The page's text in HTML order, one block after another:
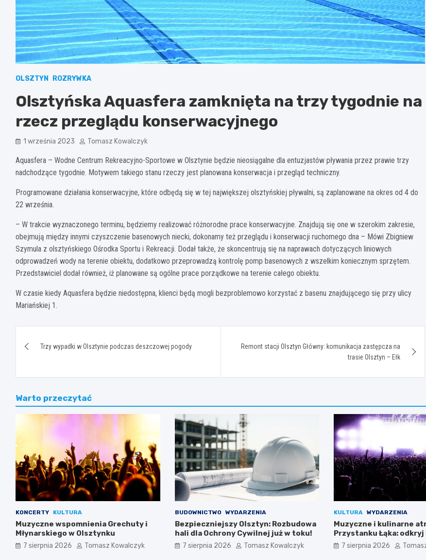
OLSZTYN ROZRYWKA
Olsztyńska Aquasfera zamknięta na trzy tygodnie na
rzecz przeglądu konserwacyjnego
1 września 2023 Tomasz Kowalczyk
Aquasfera – Wodne Centrum Rekreacyjno-Sportowe w Olsztynie będzie nieosiągalne dla entuzjastów pływania przez prawie trzy
nadchodzące tygodnie. Motywem takiego stanu rzeczy jest planowana konserwacja i przegląd techniczny.
Programowane działania konserwacyjne, które odbędą się w tej największej olsztyńskiej pływalni, są zaplanowane na okres od 4 do
22 września.
– W trakcie wyznaczonego terminu, będziemy realizować różnorodne prace konserwacyjne. Znajdują się one w szerokim zakresie,
obejmują między innymi czyszczenie basenowych niecki, dokonamy też przeglądu i konserwacji ruchomego dna – Mówi Zbigniew
Szymula z olsztyńskiego Ośrodka Sportu i Rekreacji. Dodał także, że skoncentrują się na naprawach dotyczących liniowych
odprowadzeń wody na terenie obiektu, dodatkowo przeprowadzą kontrolę pomp basenowych z wszelkim koniecznym sprzętem.
Przedstawiciel dodał również, iż planowane są ogólne prace porządkowe na terenie całego obiektu.
W czasie kiedy Aquasfera będzie niedostępna, klienci będą mogli bezproblemowo korzystać z basenu znajdującego się przy ulicy
Mariańskiej 1.
wpisu
Trzy wypadki w Olsztynie podczas deszczowej pogody
Remont stacji Olsztyn Główny: komunikacja zastępcza na
trasie Olsztyn – Ełk
Warto przeczytać
KONCERTY KULTURA
Muzyczne wspomnienia Grechuty i
Młynarskiego w Olsztynku
7 sierpnia 2026 Tomasz Kowalczyk
BUDOWNICTWO WYDARZENIA
Bezpieczniejszy Olsztyn: Rozbudowa
hali dla Ochrony Cywilnej już w toku!
7 sierpnia 2026 Tomasz Kowalczyk
KULTURA WYDARZENIA
Muzyczne i kulinarne
Przystanku Łąka:
smaki!
7 sierpnia 2026